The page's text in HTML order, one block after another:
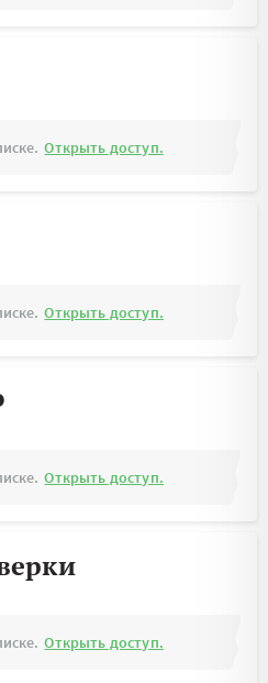
Открыть доступ.
Открыть доступ.
Открыть доступ.
Открыть доступ.